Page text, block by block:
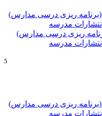
ریزی درسی مدارس)
مدرسه
5